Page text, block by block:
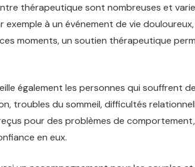
thérapeutique sont nombreuses et
à un événement de vie
moments, un soutien thérapeutique
également les personnes qui souffrent
troubles du sommeil, difficultés
pour des problèmes de
en eux.